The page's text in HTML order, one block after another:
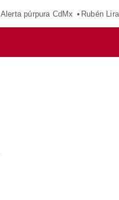
Alerta púrpura CdMx Rubén Lira